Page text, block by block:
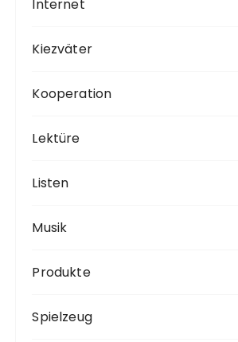
Internet
Kiezväter
Kooperation
Lektüre
Listen
Musik
Produkte
Spielzeug